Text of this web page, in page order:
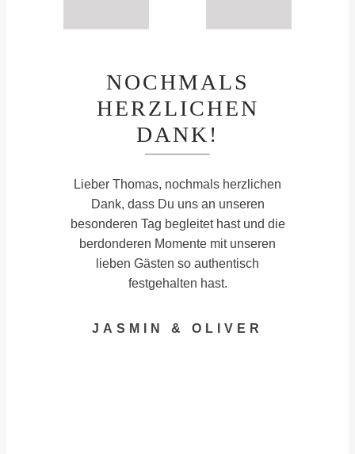
NOCHMALS
HERZLICHEN
DANK!
Lieber Thomas, nochmals herzlichen
Dank, dass Du uns an unseren
besonderen Tag begleitet hast und die
berdonderen Momente mit unseren
lieben Gästen so authentisch
festgehalten hast.
JASMIN & OLIVER